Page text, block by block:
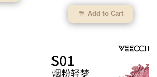
Add to Cart